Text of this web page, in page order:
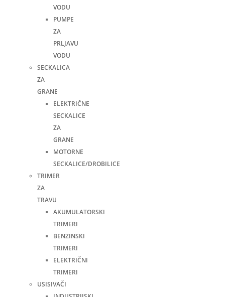
VODU
PUMPE
ZA
PRLJAVU
VODU
SECKALICA
ZA
GRANE
ELEKTRIČNE
SECKALICE
ZA
GRANE
MOTORNE
SECKALICE/DROBILICE
TRIMER
ZA
TRAVU
AKUMULATORSKI
TRIMERI
BENZINSKI
TRIMERI
ELEKTRIČNI
TRIMERI
USISIVAČI